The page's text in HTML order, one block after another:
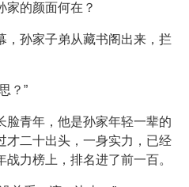
家的颜面何在？
，孙家子弟从藏书阁出来，拦
？”
脸青年，他是孙家年轻一辈的
才二十出头，一身实力，已经
力榜上，排名进了前一百。